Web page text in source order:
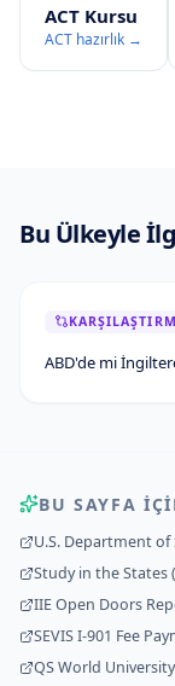
ACT Kursu
ACT hazırlık →
Bu Ülkeyle
ABD'de mi
BU SAYFA
U.S. Department
Study in the States
IIE Open Doors
SEVIS I-901 Fee
QS World